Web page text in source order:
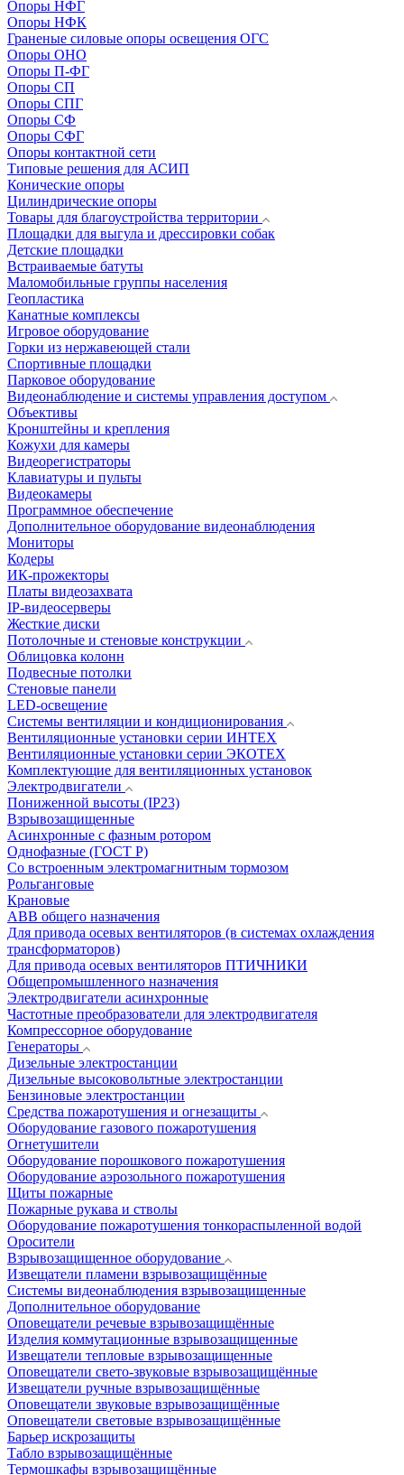
Опоры НФГ
Опоры НФК
Граненые силовые опоры освещения ОГС
Опоры ОНО
Опоры П-ФГ
Опоры СП
Опоры СПГ
Опоры СФ
Опоры СФГ
Опоры контактной сети
Типовые решения для АСИП
Конические опоры
Цилиндрические опоры
Товары для благоустройства территории
Площадки для выгула и дрессировки собак
Детские площадки
Встраиваемые батуты
Маломобильные группы населения
Геопластика
Канатные комплексы
Игровое оборудование
Горки из нержавеющей стали
Спортивные площадки
Парковое оборудование
Видеонаблюдение и системы управления доступом
Объективы
Кронштейны и крепления
Кожухи для камеры
Видеорегистраторы
Клавиатуры и пульты
Видеокамеры
Программное обеспечение
Дополнительное оборудование видеонаблюдения
Мониторы
Кодеры
ИК-прожекторы
Платы видеозахвата
IP-видеосерверы
Жесткие диски
Потолочные и стеновые конструкции
Облицовка колонн
Подвесные потолки
Стеновые панели
LED-освещение
Системы вентиляции и кондиционирования
Вентиляционные установки серии ИНТЕХ
Вентиляционные установки серии ЭКОТЕХ
Комплектующие для вентиляционных установок
Электродвигатели
Пониженной высоты (IP23)
Взрывозащищенные
Асинхронные с фазным ротором
Однофазные (ГОСТ Р)
Со встроенным электромагнитным тормозом
Рольганговые
Крановые
АВВ общего назначения
Для привода осевых вентиляторов (в системах охлаждения
трансформаторов)
Для привода осевых вентиляторов ПТИЧНИКИ
Общепромышленного назначения
Электродвигатели асинхронные
Частотные преобразователи для электродвигателя
Компрессорное оборудование
Генераторы
Дизельные электростанции
Дизельные высоковольтные электростанции
Бензиновые электростанции
Средства пожаротушения и огнезащиты
Оборудование газового пожаротушения
Огнетушители
Оборудование порошкового пожаротушения
Оборудование аэрозольного пожаротушения
Щиты пожарные
Пожарные рукава и стволы
Оборудование пожаротушения тонкораспыленной водой
Оросители
Взрывозащищенное оборудование
Извещатели пламени взрывозащищённые
Системы видеонаблюдения взрывозащищенные
Дополнительное оборудование
Оповещатели речевые взрывозащищённые
Изделия коммутационные взрывозащищенные
Извещатели тепловые взрывозащищенные
Оповещатели свето-звуковые взрывозащищённые
Извещатели ручные взрывозащищённые
Оповещатели звуковые взрывозащищённые
Оповещатели световые взрывозащищённые
Барьер искрозащиты
Табло взрывозащищённые
Термошкафы взрывозащищённые